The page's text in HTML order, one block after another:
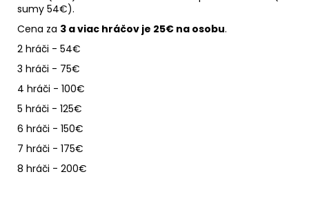
sumy 54€).
Cena za 3 a viac hráčov je 25€ na osobu.
2 hráči - 54€
3 hráči - 75€
4 hráči - 100€
5 hráči - 125€
6 hráči - 150€
7 hráči - 175€
8 hráči - 200€